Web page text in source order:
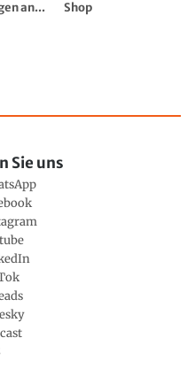
an...
Shop
Sie uns